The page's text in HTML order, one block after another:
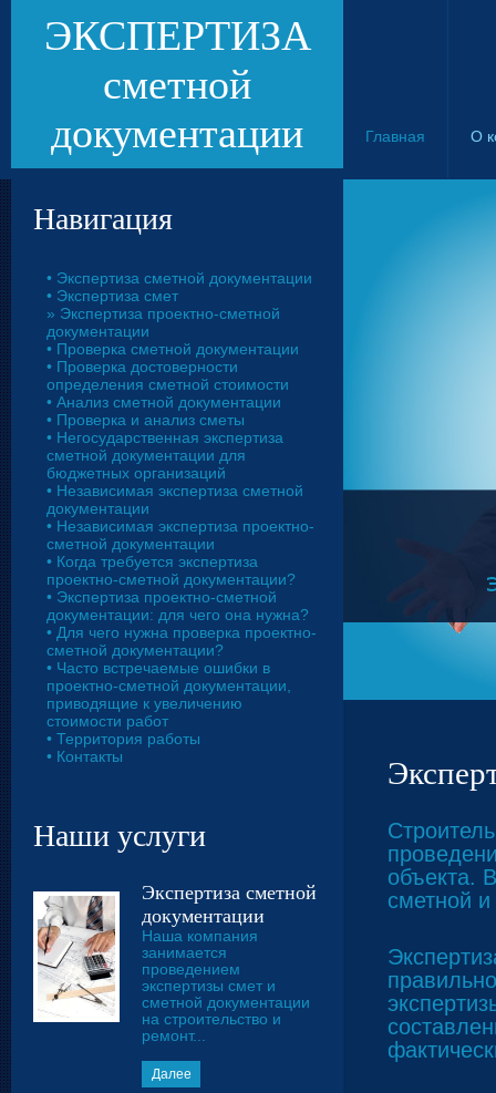
ЭКСПЕРТИЗА
сметной
документации
Главная О
Навигация
• Экспертиза сметной документации
• Экспертиза смет
» Экспертиза проектно-сметной
документации
• Проверка сметной документации
• Проверка достоверности
определения сметной стоимости
• Анализ сметной документации
• Проверка и анализ сметы
• Негосударственная экспертиза
сметной документации для
бюджетных организаций
• Независимая экспертиза сметной
документации
• Независимая экспертиза проектно-
сметной документации
• Когда требуется экспертиза
проектно-сметной документации?
• Экспертиза проектно-сметной
документации: для чего она нужна?
• Для чего нужна проверка проектно-
сметной документации?
• Часто встречаемые ошибки в
проектно-сметной документации,
приводящие к увеличению
стоимости работ
• Территория работы
• Контакты
Наши услуги
Экспертиза сметной
документации
Наша компания
занимается
проведением
экспертизы смет и
сметной документации
на строительство и
ремонт...
Далее
объекта.
сметной